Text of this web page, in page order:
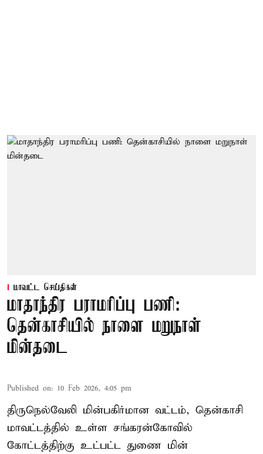
மாவட்ட செய்திகள்
மாதாந்திர பராமரிப்பு பணி:
தென்காசியில் நாளை மறுநாள்
மின்தடை
Published on: 10 Feb 2026, 4:05 pm
திருநெல்வேலி மின்பகிர்மான வட்டம், தென்காசி
மாவட்டத்தில் உள்ள சங்கரன்கோவில்
கோட்டத்திற்கு உட்பட்ட துணை மின்